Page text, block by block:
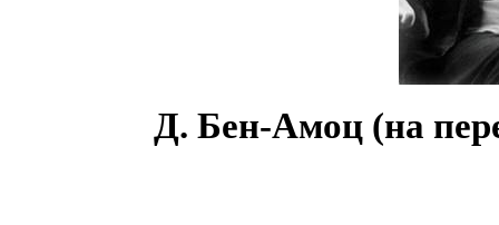
Д. Бен-Амоц (на